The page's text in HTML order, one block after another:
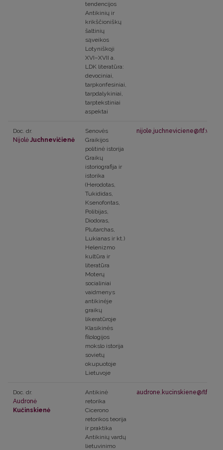
tendencijos
Antikinių ir
krikščioniškų
šaltinių
sąveikos
Lotyniškoji
XVI–XVII a.
LDK literatūra:
devociniai,
tarpkonfesiniai,
tarpdalykiniai,
tarptekstiniai
aspektai
Doc. dr.
Nijolė Juchnevičienė
Senovės
Graikijos
politinė istorija
Graikų
istoriografija ir
istorika
(Herodotas,
Tukididas,
Ksenofontas,
Polibijas,
Diodoras,
Plutarchas,
Lukianas ir kt.)
Helenizmo
kultūra ir
literatūra
Moterų
socialiniai
vaidmenys
antikinėje
graikų
likeratūroje
Klasikinės
filologijos
mokslo istorija
sovietų
okupuotoje
Lietuvoje
nijole.juchneviciene@flf.vu.lt
Doc. dr.
Audronė
Kučinskienė
Antikinė
retorika
Cicerono
retorikos teorija
ir praktika
Antikinių vardų
lietuvinimo
audrone.kucinskiene@flf.vu.lt